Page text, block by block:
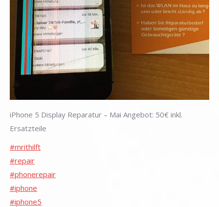
iPhone 5 Display Reparatur – Mai Angebot: 50€ inkl.
Ersatzteile
#mrithilft
#repair
#phonerepair
#iphone
#iphone5